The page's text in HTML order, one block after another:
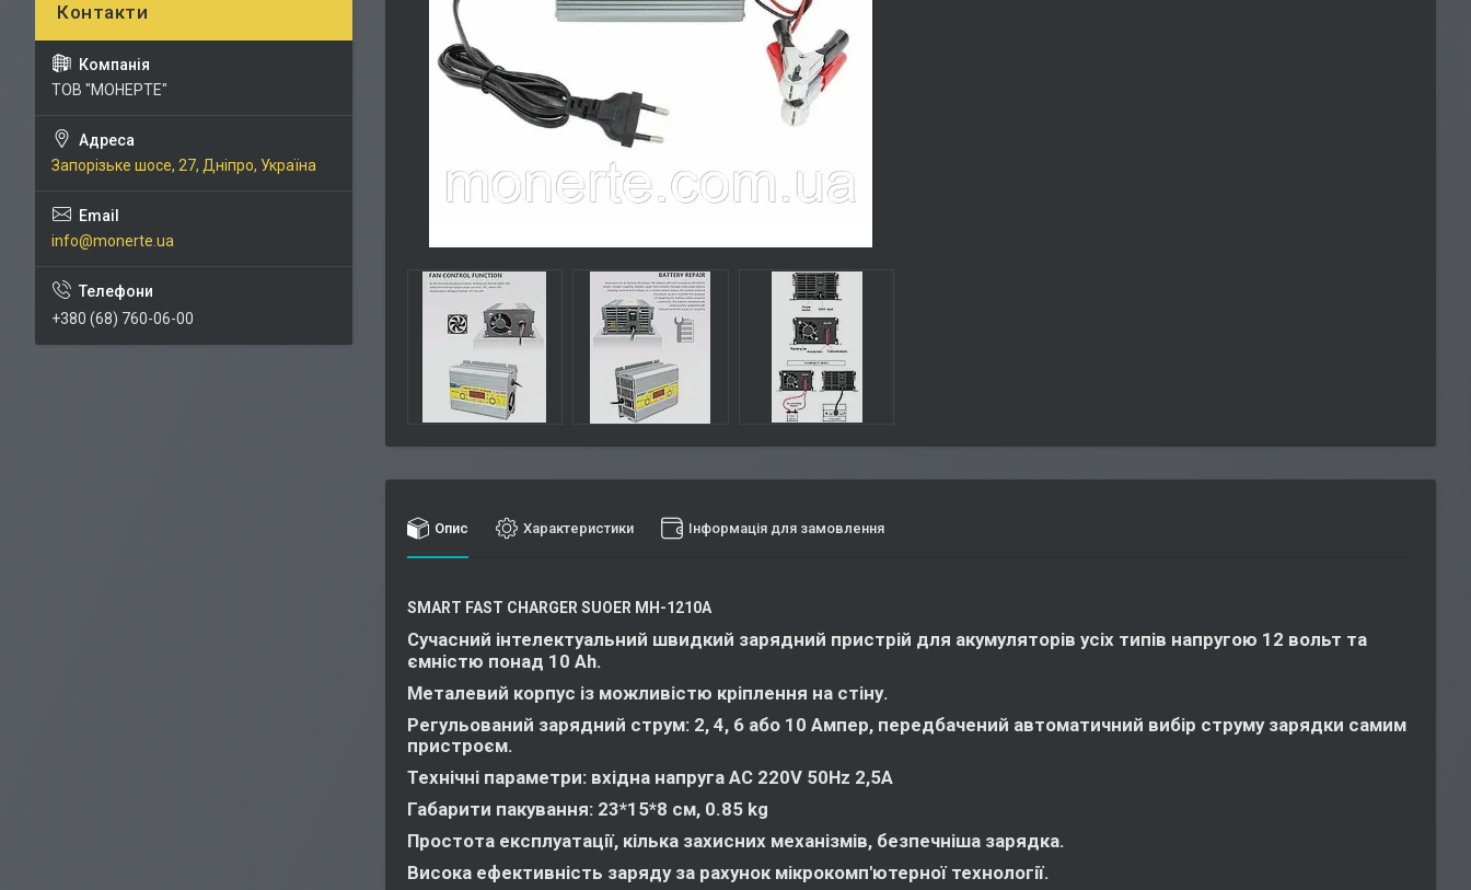
Опис Характеристики Інформація для замовлення
SMART FAST CHARGER SUOER MH-1210A
Сучасний інтелектуальний швидкий зарядний пристрій для акумуляторів усіх типів напругою 12 вольт та
ємністю понад 10 Ah.
Металевий корпус із можливістю кріплення на стіну.
Регульований зарядний струм: 2, 4, 6 або 10 Ампер, передбачений автоматичний вибір струму зарядки самим
пристроєм.
Технічні параметри: вхідна напруга AC 220V 50Hz 2,5A
Габарити пакування: 23*15*8 см, 0.85 kg
Простота експлуатації, кілька захисних механізмів, безпечніша зарядка.
Висока ефективність заряду за рахунок мікрокомп'ютерної технології.
ТОВ "МОНЕРТЕ"
Запорізьке шосе, 27, Дніпро, Україна
info@monerte.ua
+380 (68) 760-06-00